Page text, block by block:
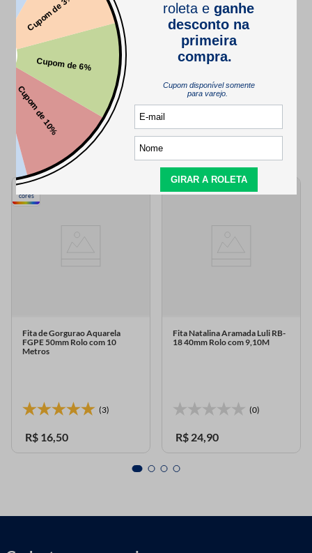
SEJA O PRIMEIRO A PERGUNTAR
QUEM VIU,TAMBÉM VIU..
5
cores
Fita de Gorgurao Aquarela
FGPE 50mm Rolo com 10
Metros
(3)
R$ 16,50
Fita Natalina Aramada Luli RB-
18 40mm Rolo com 9,10M
(0)
R$ 24,90